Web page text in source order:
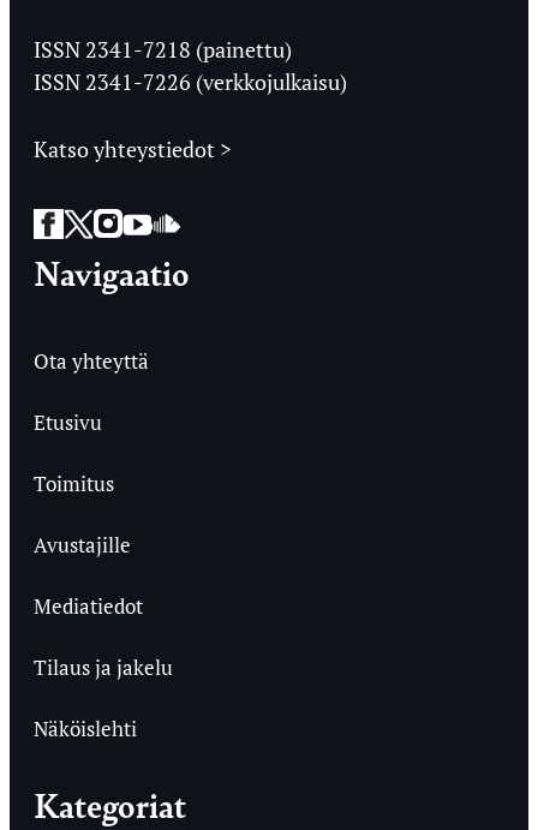
Ylioppilaslehti
ISSN 2341-7218 (painettu)
ISSN 2341-7226 (verkkojulkaisu)
Katso yhteystiedot >
Facebook
Twitter
Instagram
YouTube
SoundCloud
Navigaatio
Ota yhteyttä
Etusivu
Toimitus
Avustajille
Mediatiedot
Tilaus ja jakelu
Näköislehti
Kategoriat